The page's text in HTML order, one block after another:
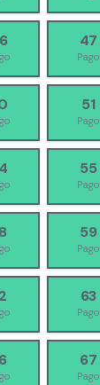
47
Pago
51
Pago
55
Pago
59
Pago
63
Pago
67
Pago